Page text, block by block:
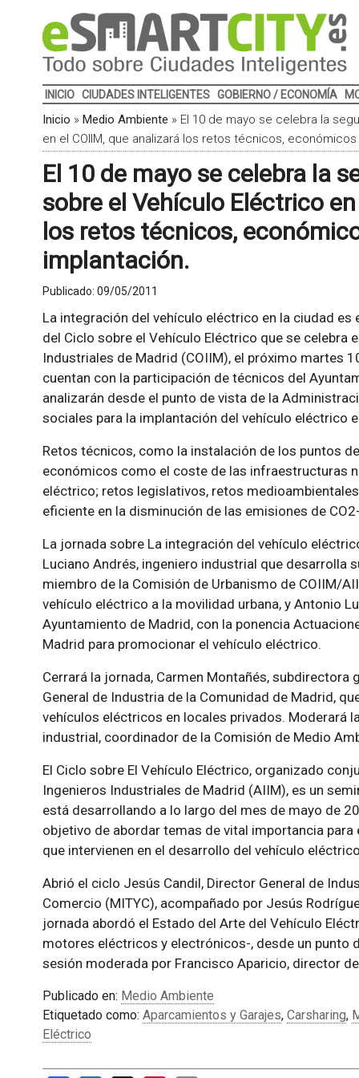
INICIO CIUDADES INTELIGENTES GOBIERNO / ECONOMÍA
Inicio » Medio Ambiente » El 10 de mayo se celebra la
en el COIIM, que analizará los retos técnicos,
El 10 de mayo se celebra la
sobre el Vehículo Eléctrico
los retos técnicos,
implantación.
Publicado: 09/05/2011
La integración del vehículo eléctrico en la ciudad
del Ciclo sobre el Vehículo Eléctrico que se celebra
Industriales de Madrid (COIIM), el próximo martes
cuentan con la participación de técnicos del
analizarán desde el punto de vista de la
sociales para la implantación del vehículo eléctrico
Retos técnicos, como la instalación de los puntos
económicos como el coste de las infraestructuras
eléctrico; retos legislativos, retos
eficiente en la disminución de las emisiones de
La jornada sobre La integración del vehículo
Luciano Andrés, ingeniero industrial que desarrolla
miembro de la Comisión de Urbanismo de COIIM/
vehículo eléctrico a la movilidad urbana, y Antonio
Ayuntamiento de Madrid, con la ponencia
Madrid para promocionar el vehículo eléctrico.
Cerrará la jornada, Carmen Montañés, subdirectora
General de Industria de la Comunidad de Madrid,
vehículos eléctricos en locales privados. Moderará
industrial, coordinador de la Comisión de Medio
El Ciclo sobre El Vehículo Eléctrico, organizado
Ingenieros Industriales de Madrid (AIIM), es un
está desarrollando a lo largo del mes de mayo de
objetivo de abordar temas de vital importancia
que intervienen en el desarrollo del vehículo
Abrió el ciclo Jesús Candil, Director General de
Comercio (MITYC), acompañado por Jesús
jornada abordó el Estado del Arte del Vehículo
motores eléctricos y electrónicos-, desde un punto
sesión moderada por Francisco Aparicio, director
Publicado en: Medio Ambiente
Etiquetado como: Aparcamientos y Garajes, Carsharing,
Eléctrico